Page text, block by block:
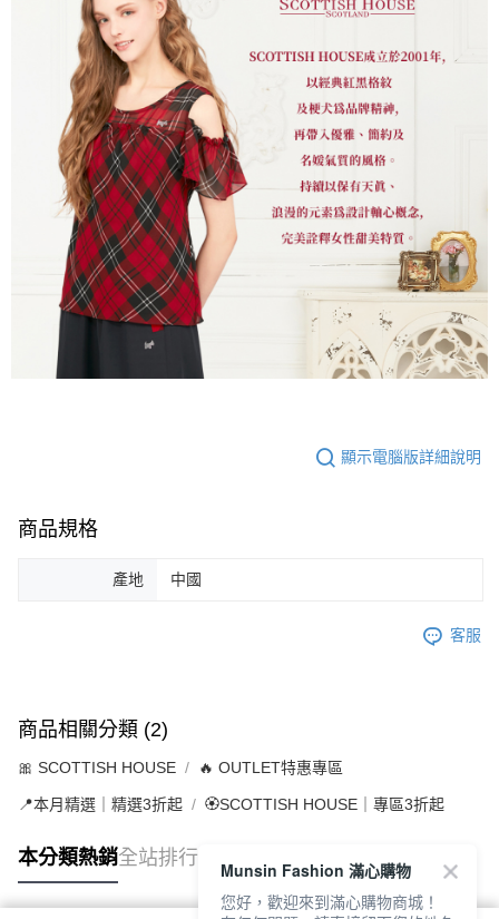
顯示電腦版詳細說明
商品規格
產地 中國
客服
商品相關分類 (2)
🎀 SCOTTISH HOUSE 🔥 OUTLET特惠專區
📍本月精選｜精選3折起 🏵️SCOTTISH HOUSE｜專區3折起
本分類熱銷全站排行
Munsin Fashion 滿心購物
您好，歡迎來到滿心購物商城！